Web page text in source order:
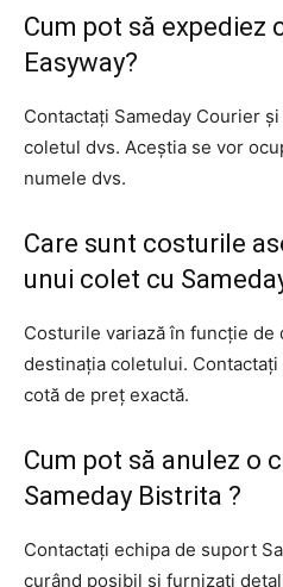
Cum pot să expediez
Easyway?
Contactați Sameday Courier
coletul dvs. Aceștia se vor
numele dvs.
Care sunt costurile
unui colet cu
Costurile variază în funcție de
destinația coletului.
cotă de preț exactă.
Cum pot să anulez o
Sameday Bistrita ?
Contactați echipa de suport
curând posibil și furnizați